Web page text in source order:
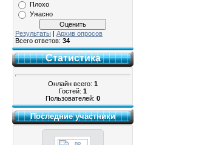
Плохо
Ужасно
Результаты | Архив опросов
Всего ответов: 34
Статистика
Онлайн всего: 1
Гостей: 1
Пользователей: 0
Последние участники